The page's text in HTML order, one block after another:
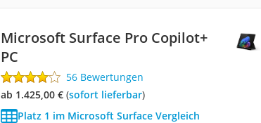
Microsoft Surface Pro Copilot+
PC
56 Bewertungen
ab 1.425,00 €( Sofort lieferbar)
Platz 1 im Microsoft Surface Vergleich